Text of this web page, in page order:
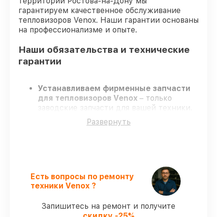
гарантируем качественное обслуживание
тепловизоров Venox. Наши гарантии основаны
на профессионализме и опыте.
Наши обязательства и технические
гарантии
Устанавливаем фирменные запчасти
для тепловизоров Venox – только
заводские запчасти для вашей техники.
Сертифицированные инженеры
проходят строгий отбор, что
ремонт тепловизоров Venox без
бесконечных переносов.
Гарантийное обслуживание– на все
ремонт и запчасти для тепловизоров
Venox предоставляется официальное
сопровождение.
Развернуть
Есть вопросы по ремонту
техники Venox ?
Запишитесь на ремонт и получите